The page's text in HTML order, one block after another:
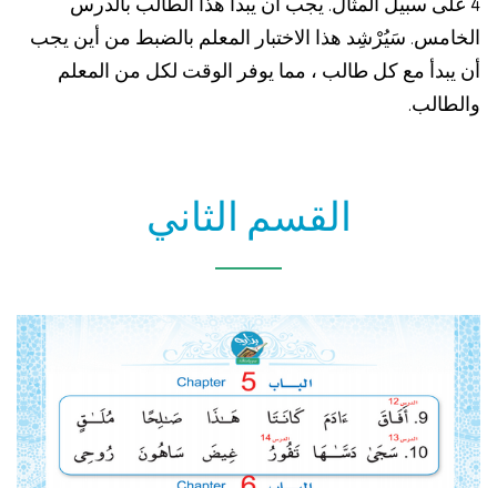
الخامس. سَيُرْشِد هذا الاختبار المعلم بالضبط من أين يجب
أن يبدأ مع كل طالب ، مما يوفر الوقت لكل من المعلم
والطالب.
القسم الثاني